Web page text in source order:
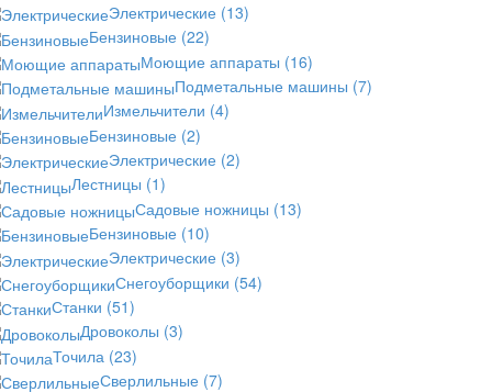
Электрические (13)
Бензиновые (22)
Моющие аппараты (16)
Подметальные машины (7)
Измельчители (4)
Бензиновые (2)
Электрические (2)
Лестницы (1)
Садовые ножницы (13)
Бензиновые (10)
Электрические (3)
Снегоуборщики (54)
Станки (51)
Дровоколы (3)
Точила (23)
Сверлильные (7)